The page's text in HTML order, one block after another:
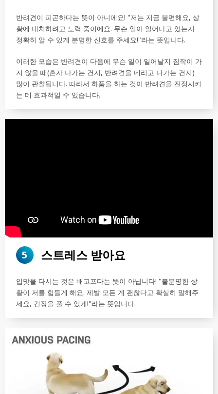
반려견이 피곤하다는 뜻이 아니에요! "저는 지금 불편해요, 상
황에 대처하려고 노력 중이에요. 무슨 일이 일어나고 있는지
정확히 알 수 있게 분명한 신호를 주세요!"라는 뜻입니다.
이러한 모습은 반려견이 다음에 무슨 일이 일어날지 짐작이 가
지 않을 때(혼자 나가는 건지, 반려견을 데리고 나가는 건지)
많이 관찰됩니다. 따라서 하품을 하는 것이 반려견을 진정시키
는 데 효과적일 수 있습니다.
5 스트레스 받아요
입맛을 다시는 것은 배고프다는 뜻이 아닙니다! "불분명한 상
황이 저를 힘들게 해요. 제발 모든 게 괜찮다고 확실히 말해주
세요, 긴장을 풀 수 있게!"라는 뜻입니다.